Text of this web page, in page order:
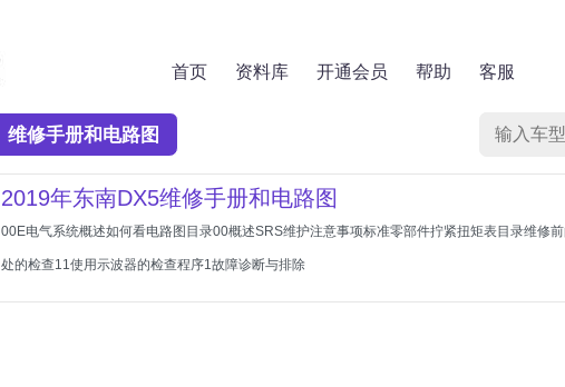
首页 资料库 开通会员 帮助 客服
维修手册和电路图
2019年东南DX5维修手册和电路图
00E电气系统概述如何看电路图目录00概述SRS维护注意事项标准零部件拧紧扭矩表目录维修
处的检查11使用示波器的检查程序1故障诊断与排除